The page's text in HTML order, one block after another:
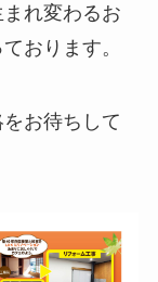
れ変わるお
おります。
お待ちして